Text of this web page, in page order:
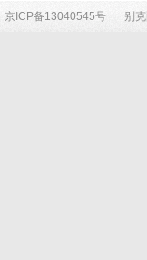
京ICP备13040545号 别